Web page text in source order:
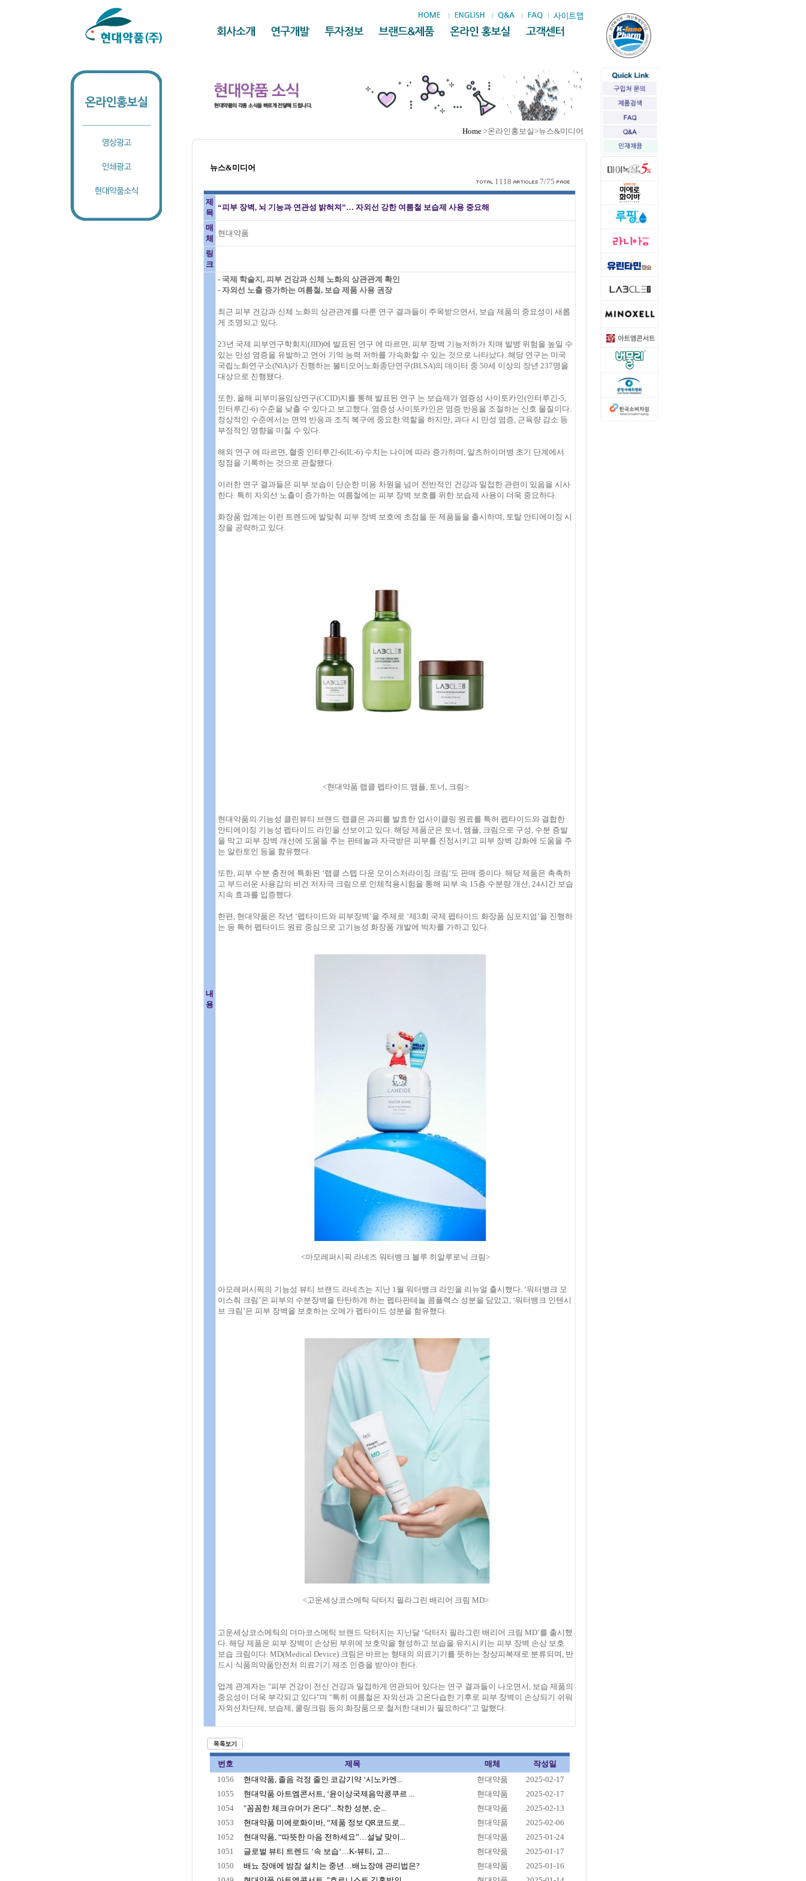
Home >온라인홍보실>뉴스&미디어
뉴스&미디어
1118
7/75
제
목
“피부 장벽, 뇌 기능과 연관성 밝혀져”… 자외선 강한 여름철 보습제 사용 중요해
매
체
현대약품
링
크
내
용
- 국제 학술지, 피부 건강과 신체 노화의 상관관계 확인
- 자외선 노출 증가하는 여름철, 보습 제품 사용 권장
최근 피부 건강과 신체 노화의 상관관계를 다룬 연구 결과들이 주목받으면서, 보습 제품의 중요성이 새롭
게 조명되고 있다.
23년 국제 피부연구학회지(JID)에 발표된 연구 에 따르면, 피부 장벽 기능저하가 치매 발병 위험을 높일 수
있는 만성 염증을 유발하고 언어 기억 능력 저하를 가속화할 수 있는 것으로 나타났다. 해당 연구는 미국
국립노화연구소(NIA)가 진행하는 볼티모어노화종단연구(BLSA)의 데이터 중 50세 이상의 장년 237명을
대상으로 진행됐다.
또한, 올해 피부미용임상연구(CCID)지를 통해 발표된 연구 는 보습제가 염증성 사이토카인(인터루긴-5,
인터루긴-6) 수준을 낮출 수 있다고 보고했다. 염증성 사이토카인은 염증 반응을 조절하는 신호 물질이다.
정상적인 수준에서는 면역 반응과 조직 복구에 중요한 역할을 하지만, 과다 시 만성 염증, 근육량 감소 등
부정적인 영향을 미칠 수 있다.
해외 연구 에 따르면, 혈중 인터루긴-6(IL-6) 수치는 나이에 따라 증가하며, 알츠하이머병 초기 단계에서
정점을 기록하는 것으로 관찰됐다.
이러한 연구 결과들은 피부 보습이 단순한 미용 차원을 넘어 전반적인 건강과 밀접한 관련이 있음을 시사
한다. 특히 자외선 노출이 증가하는 여름철에는 피부 장벽 보호를 위한 보습제 사용이 더욱 중요하다.
화장품 업계는 이런 트렌드에 발맞춰 피부 장벽 보호에 초점을 둔 제품들을 출시하며, 토탈 안티에이징 시
장을 공략하고 있다.
<현대약품 랩클 펩타이드 앰플, 토너, 크림>
현대약품의 기능성 클린뷰티 브랜드 랩클은 과피를 발효한 업사이클링 원료를 특허 펩타이드와 결합한
안티에이징 기능성 펩타이드 라인을 선보이고 있다. 해당 제품군은 토너, 앰플, 크림으로 구성, 수분 증발
을 막고 피부 장벽 개선에 도움을 주는 판테놀과 자극받은 피부를 진정시키고 피부 장벽 강화에 도움을 주
는 알란토인 등을 함유했다.
또한, 피부 수분 충전에 특화된 ‘랩클 스텝 다운 모이스처라이징 크림’도 판매 중이다. 해당 제품은 촉촉하
고 부드러운 사용감의 비건 저자극 크림으로 인체적용시험을 통해 피부 속 15층 수분량 개선, 24시간 보습
지속 효과를 입증했다.
한편, 현대약품은 작년 ‘펩타이드와 피부장벽’을 주제로 ‘제3회 국제 펩타이드 화장품 심포지엄’을 진행하
는 등 특허 펩타이드 원료 중심으로 고기능성 화장품 개발에 박차를 가하고 있다.
<아모레퍼시픽 라네즈 워터뱅크 블루 히알루로닉 크림>
아모레퍼시픽의 기능성 뷰티 브랜드 라네즈는 지난 1월 워터뱅크 라인을 리뉴얼 출시했다. ‘워터뱅크 모
이스춰 크림’은 피부의 수분장벽을 탄탄하게 하는 펩타판테놀 콤플렉스 성분을 담았고, ‘워터뱅크 인텐시
브 크림’은 피부 장벽을 보호하는 오메가 펩타이드 성분을 함유했다.
<고운세상코스메틱 닥터지 필라그린 배리어 크림 MD>
고운세상코스메틱의 더마코스메틱 브랜드 닥터지는 지난달 ‘닥터지 필라그린 배리어 크림 MD’를 출시했
다. 해당 제품은 피부 장벽이 손상된 부위에 보호막을 형성하고 보습을 유지시키는 피부 장벽 손상 보호
보습 크림이다. MD(Medical Device) 크림은 바르는 형태의 의료기기를 뜻하는 창상피복재로 분류되며, 반
드시 식품의약품안전처 의료기기 제조 인증을 받아야 한다.
업계 관계자는 "피부 건강이 전신 건강과 밀접하게 연관되어 있다는 연구 결과들이 나오면서, 보습 제품의
중요성이 더욱 부각되고 있다"며 "특히 여름철은 자외선과 고온다습한 기후로 피부 장벽이 손상되기 쉬워
자외선차단제, 보습제, 쿨링크림 등의 화장품으로 철저한 대비가 필요하다”고 말했다.
번호 제목 매체
작성일
1056
현대약품, 졸음 걱정 줄인 코감기약 ‘시노카엔... 현대약품
2025-02-17
1055
현대약품 아트엠콘서트, ‘윤이상국제음악콩쿠르 ... 현대약품
2025-02-17
1054
"꼼꼼한 체크슈머가 온다"...착한 성분, 순... 현대약품
2025-02-13
1053
현대약품 미에로화이바, “제품 정보 QR코드로... 현대약품
2025-02-06
1052
현대약품, “따뜻한 마음 전하세요”…설날 맞이... 현대약품
2025-01-24
1051
글로벌 뷰티 트렌드 ‘속 보습‘…K-뷰티, 고... 현대약품
2025-01-17
1050
배뇨 장애에 밤잠 설치는 중년…배뇨장애 관리법은? 현대약품
2025-01-16